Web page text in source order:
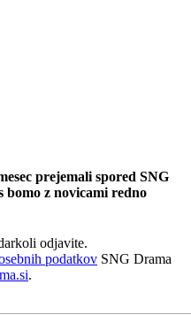
prejemali spored SNG
bomo z novicami redno
odjavite.
podatkov SNG Drama
.